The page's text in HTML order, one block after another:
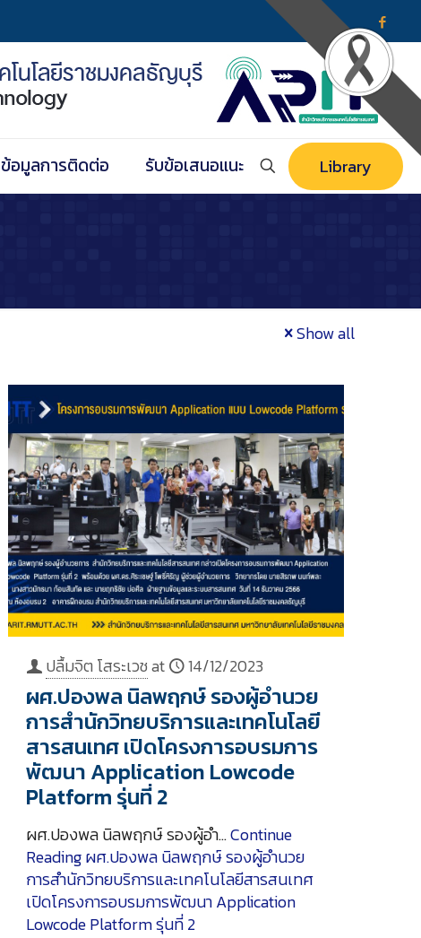
ข้อมูลการติดต่อ รับข้อเสนอแนะ Library
Show all
ปลื้มจิต โสระเวชat 14/12/2023
ผศ.ปองพล นิลพฤกษ์ รองผู้อำนวย
การสำนักวิทยบริการและเทคโนโลยี
สารสนเทศ เปิดโครงการอบรมการ
พัฒนา Application Lowcode
Platform รุ่นที่ 2
ผศ.ปองพล นิลพฤกษ์ รองผู้อำ…Continue
Readingผศ.ปองพล นิลพฤกษ์ รองผู้อำนวย
การสำนักวิทยบริการและเทคโนโลยีสารสนเทศ
เปิดโครงการอบรมการพัฒนา Application
Lowcode Platform รุ่นที่ 2